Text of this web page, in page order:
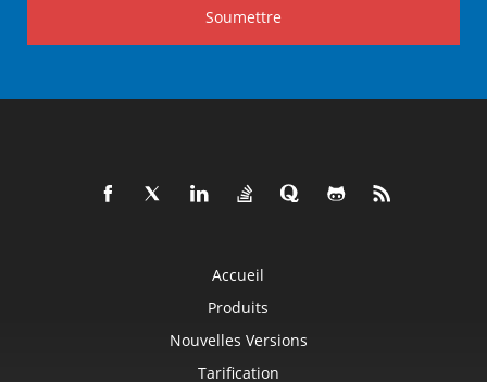
Soumettre
Accueil
Produits
Nouvelles Versions
Tarification